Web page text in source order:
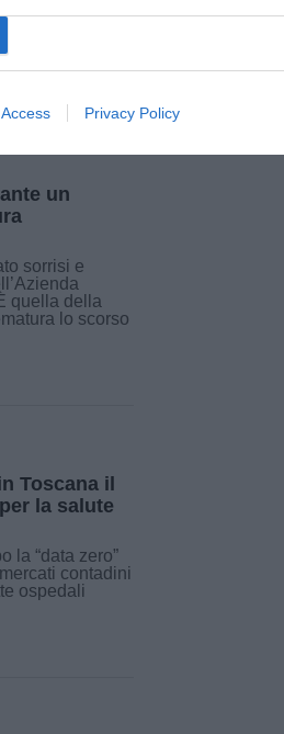
Privacy Policy
un
sorrisi e
quella della
lo scorso
Toscana il
la salute
la “data zero”
contadini
ospedali